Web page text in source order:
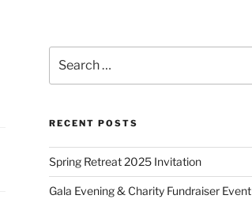
RECENT POSTS
Spring Retreat 2025 Invitation
Gala Evening & Charity Fundraiser Event